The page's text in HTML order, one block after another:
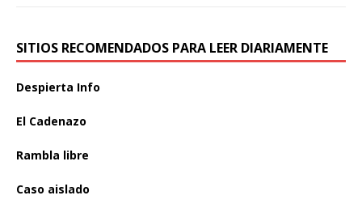
SITIOS RECOMENDADOS PARA LEER DIARIAMENTE
Despierta Info
El Cadenazo
Rambla libre
Caso aislado